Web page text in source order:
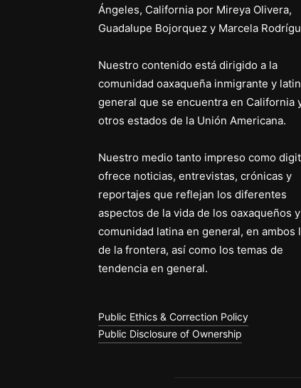
Ángeles, California por Mireya Olivera,
Guadalupe Bojorquez y Marcela
Nuestro contenido está dirigido a la
comunidad oaxaqueña inmigrante y
general que se encuentra en California
otros estados de la Unión Americana.
Nuestro medio tanto impreso como
ofrece noticias, entrevistas, crónicas y
reportajes que reflejan los diferentes
aspectos de la vida de los oaxaqueños
comunidad latina en general, en ambos
de la frontera, así como los temas de
tendencia en general.
Public Ethics & Correction Policy
Public Disclosure of Ownership